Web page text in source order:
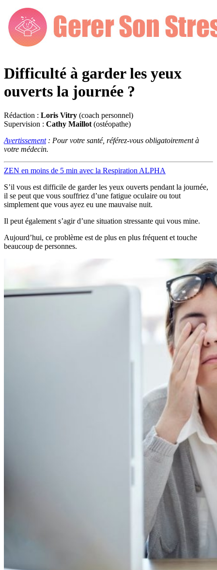
Difficulté à garder les yeux
ouverts la journée ?
Rédaction : Loris Vitry (coach personnel)
Supervision : Cathy Maillot (ostéopathe)
Avertissement: Pour votre santé, référez-vous obligatoirement à
votre médecin.
ZEN en moins de 5 min avec la Respiration ALPHA
S’il vous est difficile de garder les yeux ouverts pendant la journée,
il se peut que vous souffriez d’une fatigue oculaire ou tout
simplement que vous ayez eu une mauvaise nuit.
Il peut également s’agir d’une situation stressante qui vous mine.
Aujourd’hui, ce problème est de plus en plus fréquent et touche
beaucoup de personnes.